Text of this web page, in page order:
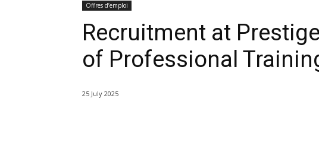
Offres d’emploi
Recruitment at
of Professional
25 July 2025